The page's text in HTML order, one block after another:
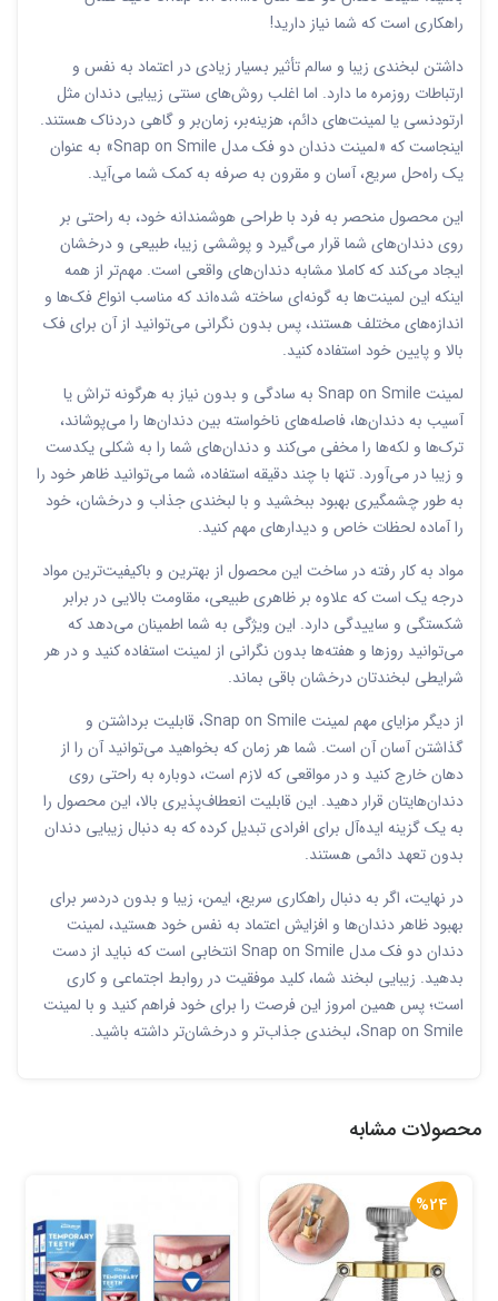
راهکاری است که شما نیاز دارید!
داشتن لبخندی زیبا و سالم تأثیر بسیار زیادی در اعتماد به نفس و
ارتباطات روزمره ما دارد. اما اغلب روش‌های سنتی زیبایی دندان مثل
ارتودنسی یا لمینت‌های دائم، هزینه‌بر، زمان‌بر و گاهی دردناک هستند.
اینجاست که «لمینت دندان دو فک مدل Snap on Smile» به عنوان
یک راه‌حل سریع، آسان و مقرون به صرفه به کمک شما می‌آید.
این محصول منحصر به فرد با طراحی هوشمندانه خود، به راحتی بر
روی دندان‌های شما قرار می‌گیرد و پوششی زیبا، طبیعی و درخشان
ایجاد می‌کند که کاملا مشابه دندان‌های واقعی است. مهم‌تر از همه
اینکه این لمینت‌ها به گونه‌ای ساخته شده‌اند که مناسب انواع فک‌ها و
اندازه‌های مختلف هستند، پس بدون نگرانی می‌توانید از آن برای فک
بالا و پایین خود استفاده کنید.
لمینت Snap on Smile به سادگی و بدون نیاز به هرگونه تراش یا
آسیب به دندان‌ها، فاصله‌های ناخواسته بین دندان‌ها را می‌پوشاند،
ترک‌ها و لکه‌ها را مخفی می‌کند و دندان‌های شما را به شکلی یکدست
و زیبا در می‌آورد. تنها با چند دقیقه استفاده، شما می‌توانید ظاهر خود را
به طور چشمگیری بهبود ببخشید و با لبخندی جذاب و درخشان، خود
را آماده لحظات خاص و دیدارهای مهم کنید.
مواد به کار رفته در ساخت این محصول از بهترین و باکیفیت‌ترین مواد
درجه یک است که علاوه بر ظاهری طبیعی، مقاومت بالایی در برابر
شکستگی و ساییدگی دارد. این ویژگی به شما اطمینان می‌دهد که
می‌توانید روزها و هفته‌ها بدون نگرانی از لمینت استفاده کنید و در هر
شرایطی لبخندتان درخشان باقی بماند.
از دیگر مزایای مهم لمینت Snap on Smile، قابلیت برداشتن و
گذاشتن آسان آن است. شما هر زمان که بخواهید می‌توانید آن را از
دهان خارج کنید و در مواقعی که لازم است، دوباره به راحتی روی
دندان‌هایتان قرار دهید. این قابلیت انعطاف‌پذیری بالا، این محصول را
به یک گزینه ایده‌آل برای افرادی تبدیل کرده که به دنبال زیبایی دندان
بدون تعهد دائمی هستند.
در نهایت، اگر به دنبال راهکاری سریع، ایمن، زیبا و بدون دردسر برای
بهبود ظاهر دندان‌ها و افزایش اعتماد به نفس خود هستید، لمینت
دندان دو فک مدل Snap on Smile انتخابی است که نباید از دست
بدهید. زیبایی لبخند شما، کلید موفقیت در روابط اجتماعی و کاری
است؛ پس همین امروز این فرصت را برای خود فراهم کنید و با لمینت
Snap on Smile، لبخندی جذاب‌تر و درخشان‌تر داشته باشید.
محصولات مشابه
%24